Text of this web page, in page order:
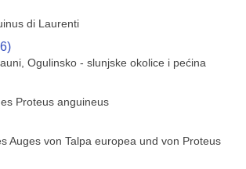
di Laurenti
Ogulinsko - slunjske okolice i pećina
Proteus anguineus
Auges von Talpa europea und von Proteus